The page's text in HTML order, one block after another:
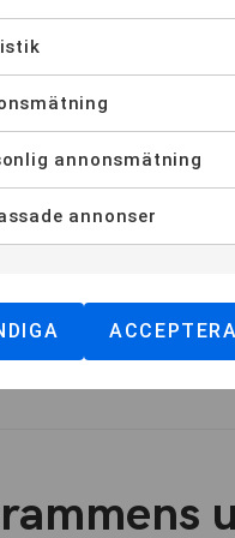
annonsmätning
annonser